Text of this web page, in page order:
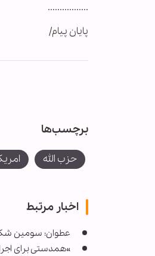
.................
پایان پیام/
برچسب‌ها
حزب الله
اخبار مرتبط
عطوان: سومین
»همدستی برای